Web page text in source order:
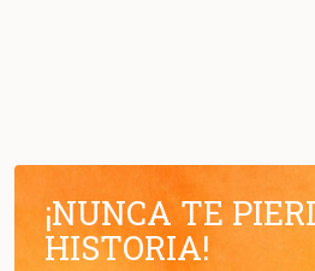
¡NUNCA TE
HISTORIA!